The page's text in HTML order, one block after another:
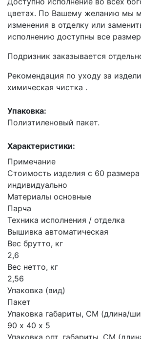
цветах. По Вашему желанию мы
изменения в отделку или
исполнению доступны все
Подризник заказывается
Рекомендация по уходу за
химическая чистка .
Упаковка:
Полиэтиленовый пакет.
Характеристики:
Примечание
Стоимость изделия с 60 размера
индивидуально
Материалы основные
Парча
Техника исполнения / отделка
Вышивка автоматическая
Вес брутто, кг
2,6
Вес нетто, кг
2,56
Упаковка (вид)
Пакет
Упаковка габариты, СМ (длина/
90 х 40 х 5
Упаковка опт. габариты, СМ